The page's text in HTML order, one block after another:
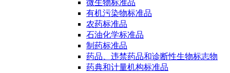
微生物标准品
有机污染物标准品
农药标准品
石油化学标准品
制药标准品
药品、违禁药品和诊断性生物标志物
药典和计量机构标准品